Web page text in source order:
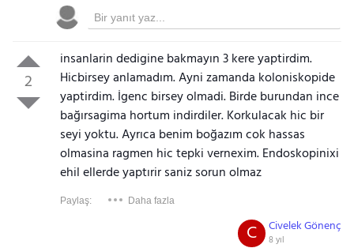
2
insanlarin dedigine bakmayın 3 kere yaptirdim.
Hicbirsey anlamadım. Ayni zamanda koloniskopide
yaptirdim. İgenc birsey olmadi. Birde burundan ince
bağırsagima hortum indirdiler. Korkulacak hic bir
seyi yoktu. Ayrıca benim boğazım cok hassas
olmasina ragmen hic tepki vernexim. Endoskopinixi
ehil ellerde yaptırir saniz sorun olmaz
Paylaş: Daha fazla
Civelek Gönenç
8 yıl
C
Gezinti Menüsü